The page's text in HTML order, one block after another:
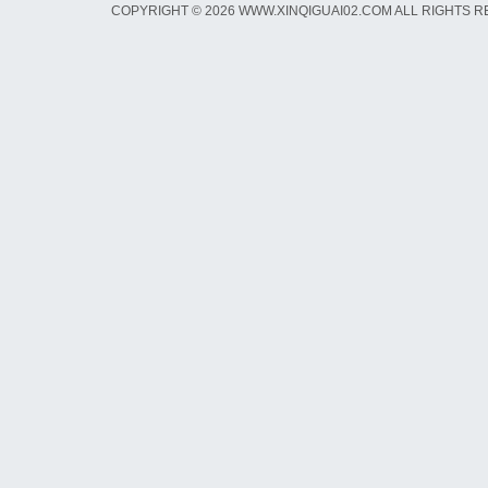
COPYRIGHT © 2026 WWW.XINQIGUAI02.COM ALL RIGHTS